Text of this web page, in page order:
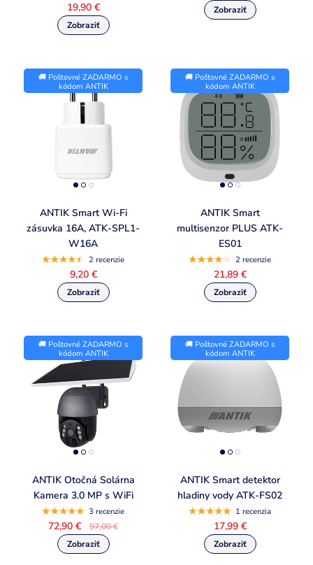
19,90 €
🚚 Poštovné ZADARMO s
kódom ANTIK
ANTIK Smart Wi-Fi
zásuvka 16A, ATK-SPL1-
W16A
2 recenzie
9,20 €
🚚 Poštovné ZADARMO s
kódom ANTIK
ANTIK Smart
multisenzor PLUS ATK-
ES01
2 recenzie
21,89 €
🚚 Poštovné ZADARMO s
kódom ANTIK
ANTIK Otočná Solárna
Kamera 3.0 MP s WiFi
3 recenzie
72,90 € 97,00 €
🚚 Poštovné ZADARMO s
kódom ANTIK
ANTIK Smart detektor
hladiny vody ATK-FS02
1 recenzia
17,99 €